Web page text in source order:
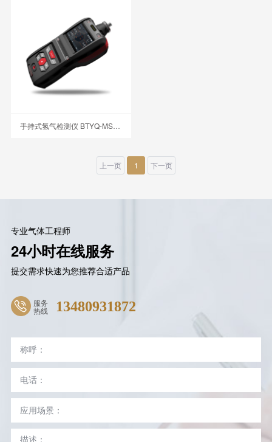
手持式氢气检测仪 BTYQ-MS500-H2
上一页 1 下一页
专业气体工程师
24小时在线服务
提交需求快速为您推荐合适产品
服务
热线 13480931872